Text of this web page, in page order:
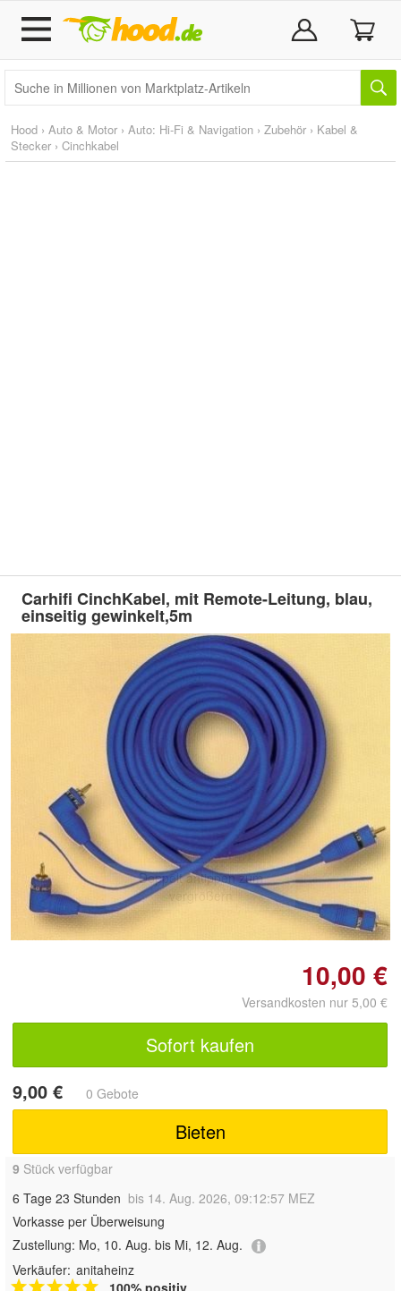
Hood › Auto & Motor › Auto: Hi-Fi & Navigation › Zubehör › Kabel &
Stecker › Cinchkabel
Carhifi CinchKabel, mit Remote-Leitung, blau,
einseitig gewinkelt,5m
Doppelt antippen zum
vergrößern
10,00 €
Versandkosten nur 5,00 €
Sofort kaufen
9,00 €
0 Gebote
Bieten
9 Stück verfügbar
6 Tage 23 Stunden bis 14. Aug. 2026, 09:12:57 MEZ
Vorkasse per Überweisung
Zustellung: Mo, 10. Aug. bis Mi, 12. Aug.
Verkäufer: anitaheinz
100% positiv